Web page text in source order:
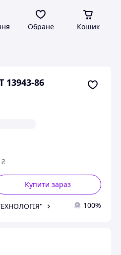
Обране Кошик
13943-86
Купити зараз
100%